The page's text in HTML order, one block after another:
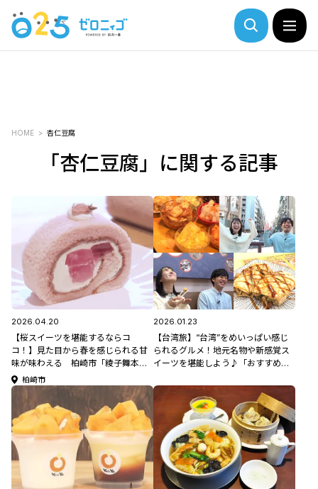
HOME 杏仁豆腐
「杏仁豆腐」に関する記事
2026.04.20
【桜スイーツを堪能するならコ
コ！】見た目から春を感じられる甘
味が味わえる 柏崎市「綾子舞本舗
タカハシ」と「米と餡 あやこや」
柏崎市
2026.01.23
【台湾旅】“台湾”をめいっぱい感じ
られるグルメ！地元名物や新感覚ス
イーツを堪能しよう♪「おすすめグ